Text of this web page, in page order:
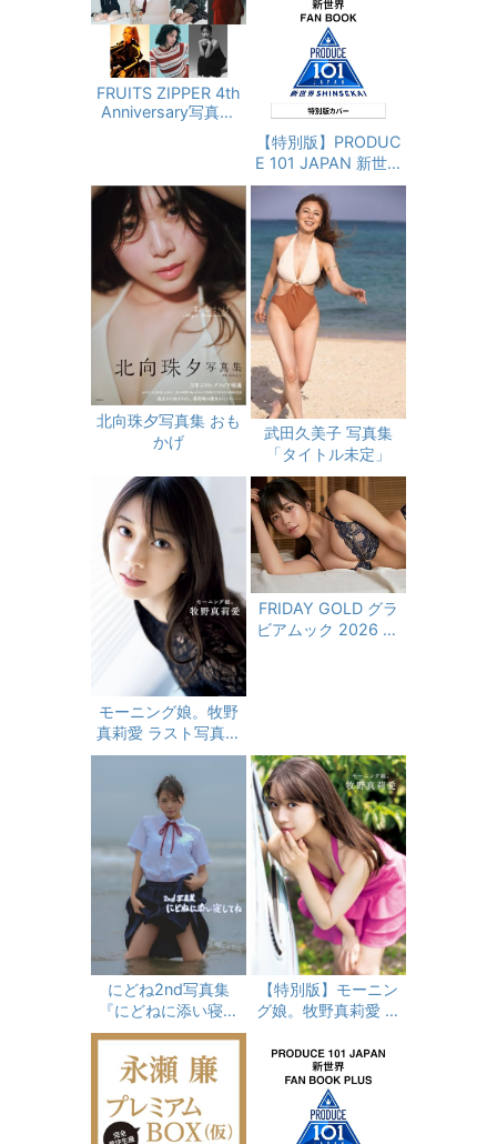
FRUITS ZIPPER 4th
Anniversary写真集
【特別版】PRODUC
E 101 JAPAN 新世界
FAN BOOK 限定カバ
ーver. (ヨシモトブッ
クス)
北向珠夕写真集 おも
かげ
武田久美子 写真集
「タイトル未定」
モーニング娘。牧野
真莉愛 ラスト写真集
『 モーニング娘。牧
野真莉愛 』
FRIDAY GOLD グラ
ビアムック 2026 Su
にどね2nd写真集
『にどねに添い寝し
てね』
【特別版】モーニン
グ娘。牧野真莉愛 ラ
ング娘。牧野真莉愛
』 限定カバーver.